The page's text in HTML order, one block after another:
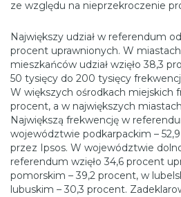
ze względu na nieprzekroczenie
Największy udział w referendum
procent uprawnionych. W
mieszkańców udział wzięło 38,3
50 tysięcy do 200 tysięcy
W większych ośrodkach miejskich
procent, a w największych
Największą frekwencję w
województwie podkarpackim –
przez Ipsos. W województwie
referendum wzięło 34,6 procent
pomorskim – 39,2 procent, w
lubuskim – 30,3 procent.